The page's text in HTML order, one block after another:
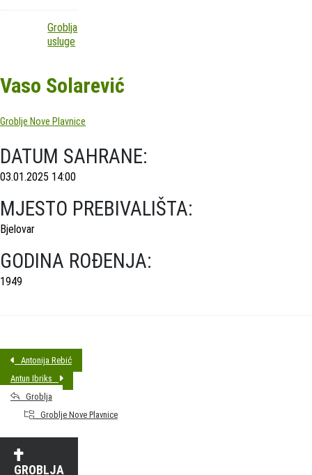
Groblja
usluge
Vaso Solarević
Groblje Nove Plavnice
DATUM SAHRANE:
03.01.2025 14:00
MJESTO PREBIVALIŠTA:
Bjelovar
GODINA ROĐENJA:
1949
Antonija Rebić
Antun Ibriks
Groblja
Groblje Nove Plavnice
GROBLJA